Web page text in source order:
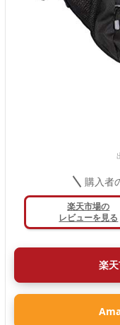
購入者
楽天市場の
レビューを見る
楽